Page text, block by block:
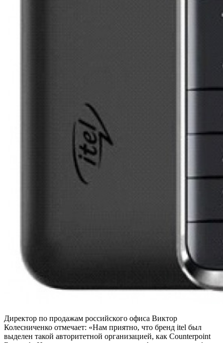
Директор по продажам российского офиса Виктор
Колесниченко отмечает: «Нам приятно, что бренд itel был
выделен такой авторитетной организацией, как Counterpoint